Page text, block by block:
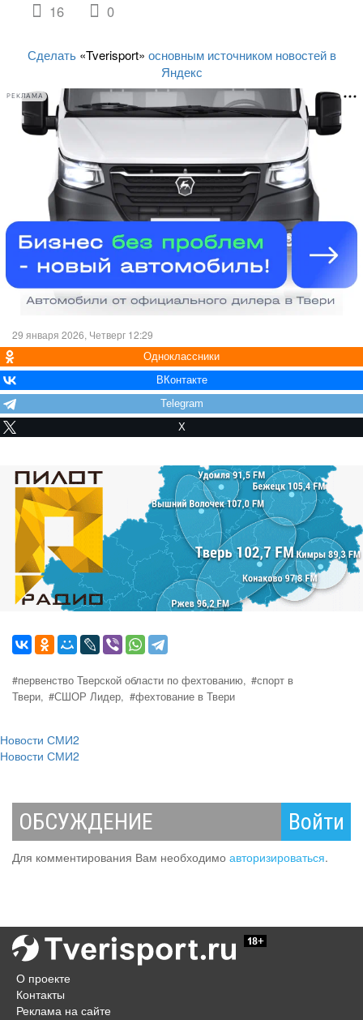
16 0
Сделать «Tverisport» основным источником новостей в
Яндекс
РЕКЛАМА
29 января 2026, Четверг 12:29
Одноклассники
ВКонтакте
Telegram
X
#первенство Тверской области по фехтованию, #спорт в
Твери, #СШОР Лидер, #фехтование в Твери
Новости СМИ2
Новости СМИ2
ОБСУЖДЕНИЕ Войти
Для комментирования Вам необходимо авторизироваться.
О проекте
Контакты
Реклама на сайте